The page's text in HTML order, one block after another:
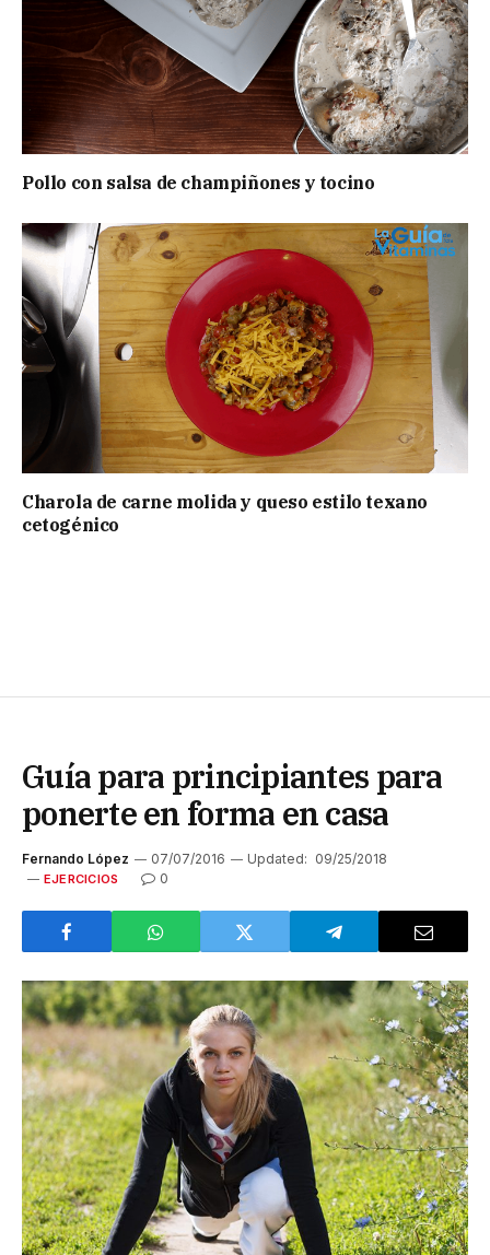
Pollo con salsa de champiñones y tocino
Charola de carne molida y queso estilo texano
cetogénico
Guía para principiantes para
ponerte en forma en casa
Fernando López 07/07/2016 Updated: 09/25/2018
EJERCICIOS 0